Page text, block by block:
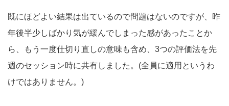
既にほどよい結果は出ているので問題はないのですが、昨
年後半少しばかり気が緩んでしまった感があったことか
ら、もう一度仕切り直しの意味も含め、3つの評価法を先
週のセッション時に共有しました。(全員に適用というわ
けではありません。)